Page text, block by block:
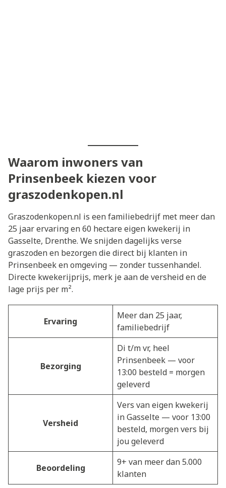
Waarom inwoners van
Prinsenbeek kiezen voor
graszodenkopen.nl
Graszodenkopen.nl is een familiebedrijf met meer dan
25 jaar ervaring en 60 hectare eigen kwekerij in
Gasselte, Drenthe. We snijden dagelijks verse
graszoden en bezorgen die direct bij klanten in
Prinsenbeek en omgeving — zonder tussenhandel.
Directe kwekerijprijs, merk je aan de versheid en de
lage prijs per m².
Ervaring
Meer dan 25 jaar,
familiebedrijf
Bezorging
Di t/m vr, heel
Prinsenbeek — voor
13:00 besteld = morgen
geleverd
Versheid
Vers van eigen kwekerij
in Gasselte — voor 13:00
besteld, morgen vers bij
jou geleverd
Beoordeling
9+ van meer dan 5.000
klanten